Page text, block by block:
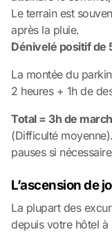
Le terrain est
après la pluie.
Dénivelé positif de
La montée du
2 heures + 1h de
Total = 3h de
(Difficulté
pauses si
L’ascension de
La plupart des
depuis votre hôtel à